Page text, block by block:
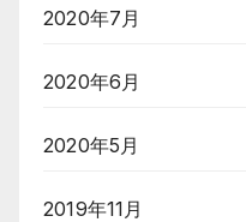
2020年7月
2020年6月
2020年5月
2019年11月